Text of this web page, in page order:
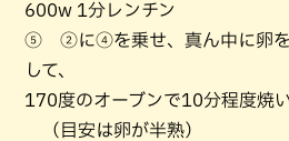
600w 1分レンチン
⑤ ②に④を乗せ、真ん中に卵を
して、
170度のオーブンで10分程度焼
（目安は卵が半熟）